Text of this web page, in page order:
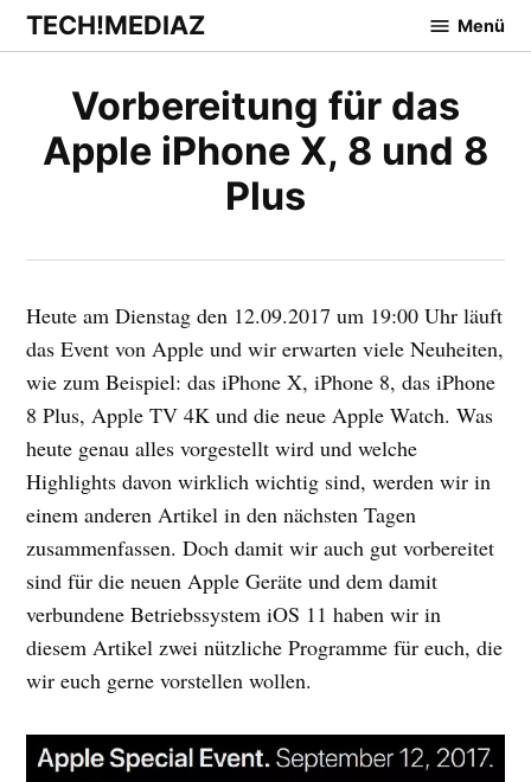
Zum
Inhalt
TECH!MEDIAZ Menü
Vorbereitung für das
Apple iPhone X, 8 und 8
Plus
Heute am Dienstag den 12.09.2017 um 19:00 Uhr läuft
das Event von Apple und wir erwarten viele Neuheiten,
wie zum Beispiel: das iPhone X, iPhone 8, das iPhone
8 Plus, Apple TV 4K und die neue Apple Watch. Was
heute genau alles vorgestellt wird und welche
Highlights davon wirklich wichtig sind, werden wir in
einem anderen Artikel in den nächsten Tagen
zusammenfassen. Doch damit wir auch gut vorbereitet
sind für die neuen Apple Geräte und dem damit
verbundene Betriebssystem iOS 11 haben wir in
diesem Artikel zwei nützliche Programme für euch, die
wir euch gerne vorstellen wollen.